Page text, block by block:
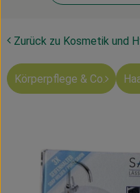
Ökokisten
Mahlitzscher Produkte
Obst & Gemüse
Zurück zu Kosmetik und
Körperpflege & Co.